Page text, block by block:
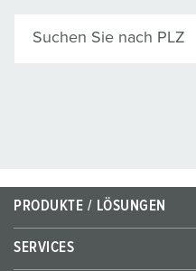
Suchen Sie nach PLZ
PRODUKTE / LÖSUNGEN
SERVICES